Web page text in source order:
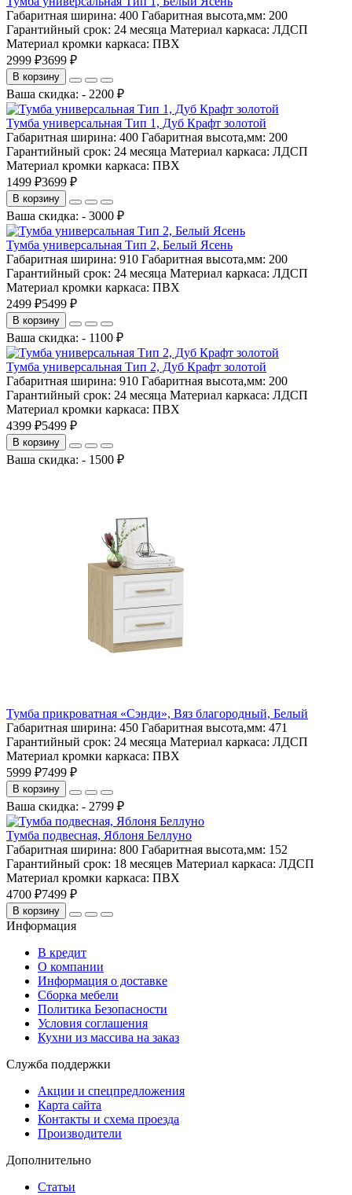
Габаритная ширина: 400 Габаритная высота,мм: 200
Гарантийный срок: 24 месяца Материал каркаса: ЛДСП
Материал кромки каркаса: ПВХ
2999 ₽3699 ₽
В корзину
Ваша скидка: - 2200 ₽
Тумба универсальная Тип 1, Дуб Крафт золотой
Габаритная ширина: 400 Габаритная высота,мм: 200
Гарантийный срок: 24 месяца Материал каркаса: ЛДСП
Материал кромки каркаса: ПВХ
1499 ₽3699 ₽
В корзину
Ваша скидка: - 3000 ₽
Тумба универсальная Тип 2, Белый Ясень
Габаритная ширина: 910 Габаритная высота,мм: 200
Гарантийный срок: 24 месяца Материал каркаса: ЛДСП
Материал кромки каркаса: ПВХ
2499 ₽5499 ₽
В корзину
Ваша скидка: - 1100 ₽
Тумба универсальная Тип 2, Дуб Крафт золотой
Габаритная ширина: 910 Габаритная высота,мм: 200
Гарантийный срок: 24 месяца Материал каркаса: ЛДСП
Материал кромки каркаса: ПВХ
4399 ₽5499 ₽
В корзину
Ваша скидка: - 1500 ₽
Тумба прикроватная «Сэнди», Вяз благородный, Белый
Габаритная ширина: 450 Габаритная высота,мм: 471
Гарантийный срок: 24 месяца Материал каркаса: ЛДСП
Материал кромки каркаса: ПВХ
5999 ₽7499 ₽
В корзину
Ваша скидка: - 2799 ₽
Тумба подвесная, Яблоня Беллуно
Габаритная ширина: 800 Габаритная высота,мм: 152
Гарантийный срок: 18 месяцев Материал каркаса: ЛДСП
Материал кромки каркаса: ПВХ
4700 ₽7499 ₽
В корзину
Информация
В кредит
О компании
Информация о доставке
Сборка мебели
Политика Безопасности
Условия соглашения
Кухни из массива на заказ
Служба поддержки
Акции и спецпредложения
Карта сайта
Контакты и схема проезда
Производители
Дополнительно
Статьи